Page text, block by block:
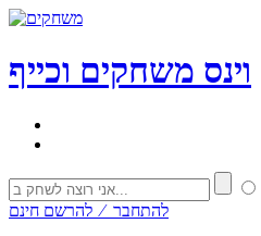
וינס משחקים וכייף
להתחבר ⁄ להרשם חינם